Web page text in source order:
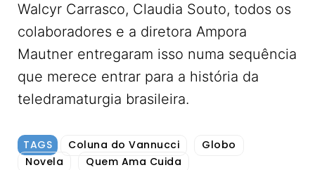
Walcyr Carrasco, Claudia Souto, todos os
colaboradores e a diretora Ampora
Mautner entregaram isso numa sequência
que merece entrar para a história da
teledramaturgia brasileira.
TAGS Coluna do Vannucci
Globo
Novela
Quem Ama Cuida